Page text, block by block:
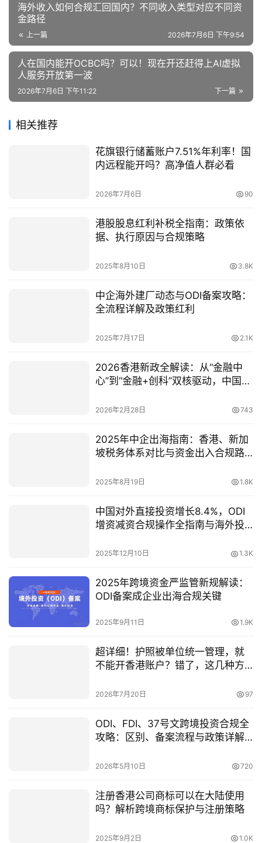
海外收入如何合规汇回国内？不同收入类型对应不同资
金路径
上一篇 2026年7月6日 下午9:54
人在国内能开OCBC吗？可以！现在开还赶得上AI虚拟
人服务开放第一波
下一篇
2026年7月6日 下午11:22
相关推荐
花旗银行储蓄账户7.51%年利率！国
内远程能开吗？高净值人群必看
2026年7月6日 90
港股股息红利补税全指南：政策依
据、执行原因与合规策略
2025年8月10日 3.8K
中企海外建厂动态与ODI备案攻略：
全流程详解及政策红利
2025年7月17日 2.1K
2026香港新政全解读：从“金融中
心”到“金融+创科”双核驱动，中国投
2026年2月28日 743
2025年中企出海指南：香港、新加
坡税务体系对比与资金出入合规路
2025年8月19日 1.8K
中国对外直接投资增长8.4%，ODI
增资减资合规操作全指南与海外投
2025年12月10日 1.3K
2025年跨境资金严监管新规解读：
ODI备案成企业出海合规关键
2025年9月11日 1.9K
超详细！护照被单位统一管理，就
不能开香港账户？错了，这几种方
比图）
2026年7月20日 97
ODI、FDI、37号文跨境投资合规全
攻略：区别、备案流程与政策详解
2026年5月10日 720
注册香港公司商标可以在大陆使用
吗？解析跨境商标保护与注册策略
2025年9月2日 1.0K